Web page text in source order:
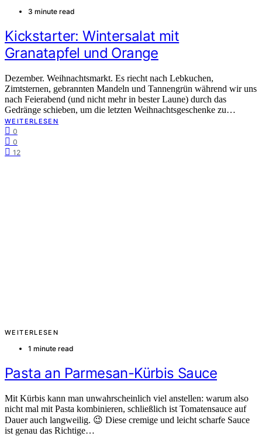
3 minute read
Kickstarter: Wintersalat mit
Granatapfel und Orange
Dezember. Weihnachtsmarkt. Es riecht nach Lebkuchen,
Zimtsternen, gebrannten Mandeln und Tannengrün während wir uns
nach Feierabend (und nicht mehr in bester Laune) durch das
Gedränge schieben, um die letzten Weihnachtsgeschenke zu…
WEITERLESEN
0
0
12
WEITERLESEN
1 minute read
Pasta an Parmesan-Kürbis Sauce
Mit Kürbis kann man unwahrscheinlich viel anstellen: warum also
nicht mal mit Pasta kombinieren, schließlich ist Tomatensauce auf
Dauer auch langweilig. 😉 Diese cremige und leicht scharfe Sauce
ist genau das Richtige…